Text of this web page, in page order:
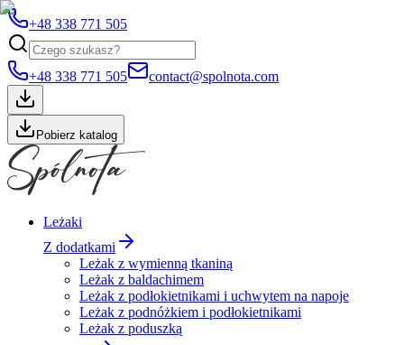
+48 338 771 505
+48 338 771 505 contact@spolnota.com
Pobierz katalog
Leżaki
Z dodatkami
Leżak z wymienną tkaniną
Leżak z baldachimem
Leżak z podłokietnikami i uchwytem na napoje
Leżak z podnóżkiem i podłokietnikami
Leżak z poduszką